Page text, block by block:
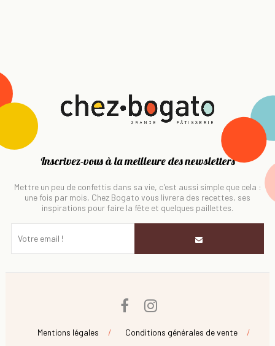
Inscrivez-vous à la meilleure des newsletters
Mettre un peu de confettis dans sa vie, c'est aussi simple que cela :
une fois par mois, Chez Bogato vous livrera des recettes, ses
inspirations pour faire la fête et quelques paillettes.
Facebook
Mentions légales Conditions générales de vente